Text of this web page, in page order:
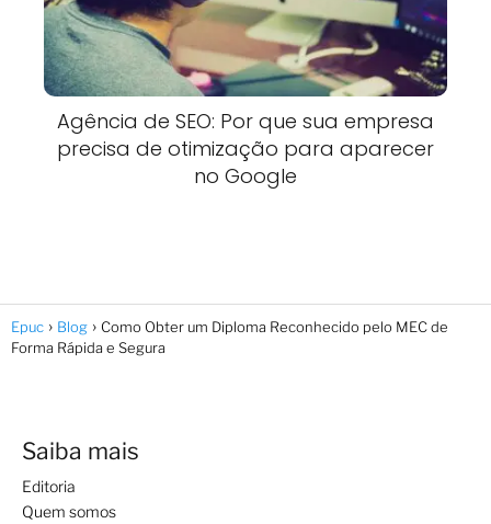
Agência de SEO: Por que sua empresa
precisa de otimização para aparecer
no Google
Epuc Blog
Como Obter um Diploma Reconhecido pelo MEC de
Forma Rápida e Segura
Saiba mais
Editoria
Quem somos